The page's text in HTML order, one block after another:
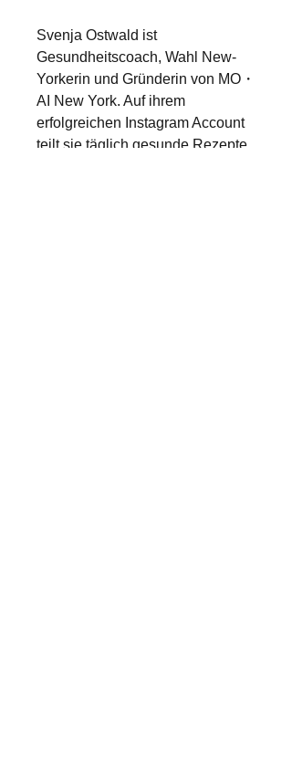
Svenja Ostwald ist
Gesundheitscoach, Wahl New-
Yorkerin und Gründerin von MO・
AI New York. Auf ihrem
erfolgreichen Instagram Account
teilt sie täglich gesunde Rezepte